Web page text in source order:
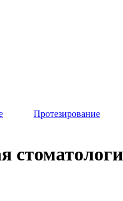
Протезирование